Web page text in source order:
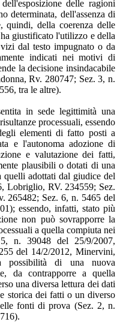
delle ragioni
determinata, dell'assenza di
quindi, della coerenza delle
giustificato l'utilizzo e della
dal testo impugnato o da
indicati nei motivi di
la decisione insindacabile
Rv. 280747; Sez. 3, n.
tra le altre).
in sede legittimità una
processuali, essendo
elementi di fatto posti a
e l'autonoma adozione di
e valutazione dei fatti,
plausibili o dotati di una
quelli adottati dal giudice del
Lobriglio, RV. 234559; Sez.
265482; Sez. 6, n. 5465 del
essendo, infatti, stato più
non può sovrapporre la
a quella compiuta nei
n. 39048 del 25/9/2007,
del 14/2/2012, Minervini,
possibilità di una nuova
da contrapporre a quella
una diversa lettura dei dati
storica dei fatti o un diverso
fonti di prova (Sez. 2, n.